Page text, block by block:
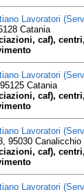
Lavoratori
Catania
caf),
Lavoratori
Catania
caf),
Lavoratori
95030 Canalicchio
caf),
Lavoratori